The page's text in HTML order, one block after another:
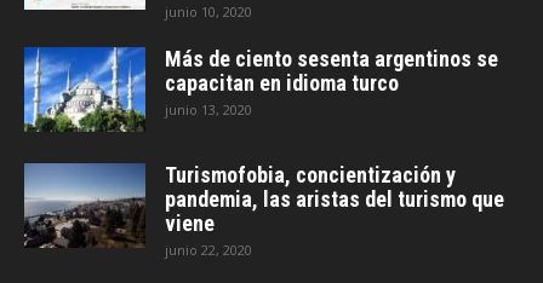
junio 10, 2020
Más de ciento sesenta argentinos se
capacitan en idioma turco
junio 13, 2020
Turismofobia, concientización y
pandemia, las aristas del turismo que
viene
junio 22, 2020